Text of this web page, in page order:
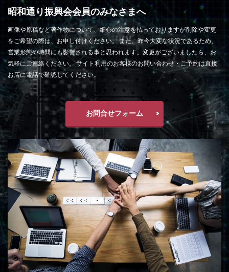
昭和通り振興会会員のみなさまへ
画像や原稿など著作物について、細心の注意を払っておりますが削除や変更
をご希望の際は、お申し付けください。 また、昨今大変な状況であるため、
営業形態や時間にも影響される事と思われます。変更がございましたら、お
気軽にご連絡ください。 サイト利用のお客様のお問い合わせ・ご予約は直接
お店に電話で確認してください。
お問合せフォーム